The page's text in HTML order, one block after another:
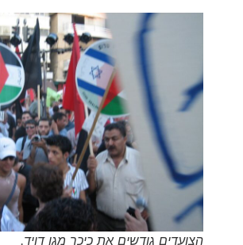
הצועדים גודשים את כיכר מגן דויד.